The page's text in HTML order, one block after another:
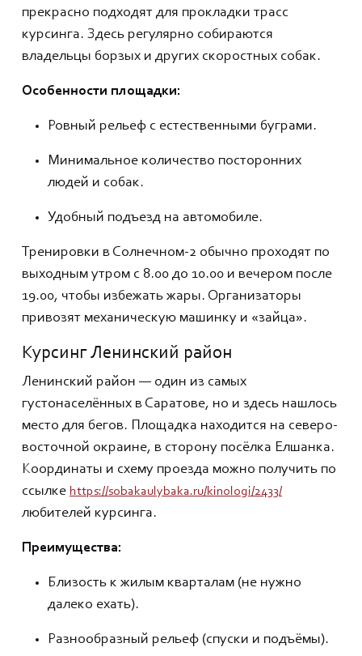
прекрасно подходят для прокладки трасс
курсинга. Здесь регулярно собираются
владельцы борзых и других скоростных собак.
Особенности площадки:
Ровный рельеф с естественными буграми.
Минимальное количество посторонних
людей и собак.
Удобный подъезд на автомобиле.
Тренировки в Солнечном-2 обычно проходят по
выходным утром с 8.00 до 10.00 и вечером после
19.00, чтобы избежать жары. Организаторы
привозят механическую машинку и «зайца».
Курсинг Ленинский район
Ленинский район — один из самых
густонаселённых в Саратове, но и здесь нашлось
место для бегов. Площадка находится на северо-
восточной окраине, в сторону посёлка Елшанка.
Координаты и схему проезда можно получить по
ссылке https://sobakaulybaka.ru/kinologi/2433/
любителей курсинга.
Преимущества:
Близость к жилым кварталам (не нужно
далеко ехать).
Разнообразный рельеф (спуски и подъёмы).